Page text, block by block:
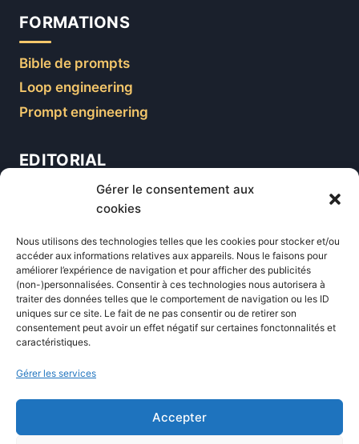
Gérer le consentement aux
cookies
Nous utilisons des technologies telles que les cookies pour stocker et/ou
accéder aux informations relatives aux appareils. Nous le faisons pour
améliorer l’expérience de navigation et pour afficher des publicités
(non-)personnalisées. Consentir à ces technologies nous autorisera à
traiter des données telles que le comportement de navigation ou les ID
uniques sur ce site. Le fait de ne pas consentir ou de retirer son
consentement peut avoir un effet négatif sur certaines fonctonnalités et
caractéristiques.
Gérer les services
Accepter
FORMATIONS
Bible de prompts
Loop engineering
Prompt engineering
EDITORIAL
Formations
Newsletter
Équipe éditoriale
Politique éditoriale
Méthodologie de test
Transparence et affiliation
CritiquePlus dans les médias